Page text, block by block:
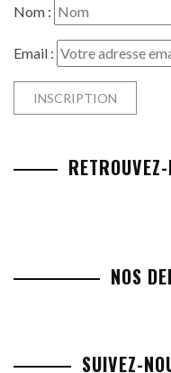
Nom :
Email :
NOS
SUIVEZ-